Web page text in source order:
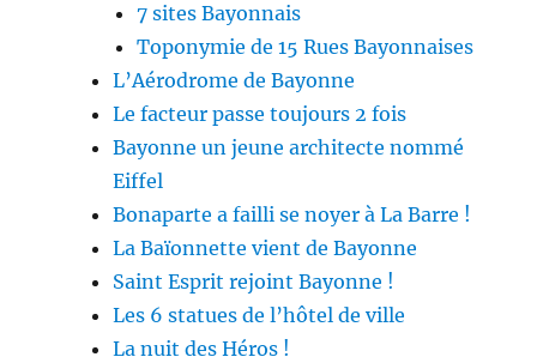
7 sites Bayonnais
Toponymie de 15 Rues Bayonnaises
L’Aérodrome de Bayonne
Le facteur passe toujours 2 fois
Bayonne un jeune architecte nommé
Eiffel
Bonaparte a failli se noyer à La Barre !
La Baïonnette vient de Bayonne
Saint Esprit rejoint Bayonne !
Les 6 statues de l’hôtel de ville
La nuit des Héros !